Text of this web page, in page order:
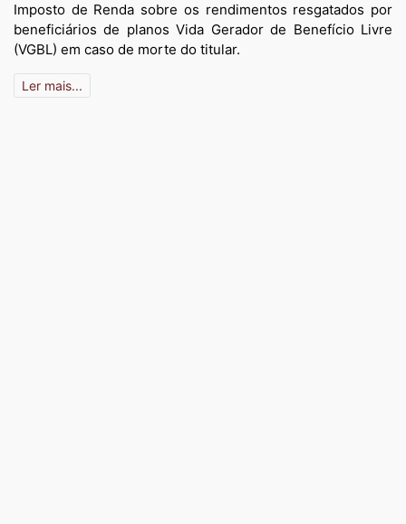
Imposto de Renda sobre os rendimentos resgatados por
beneficiários de planos Vida Gerador de Benefício Livre
(VGBL) em caso de morte do titular.
Ler mais...